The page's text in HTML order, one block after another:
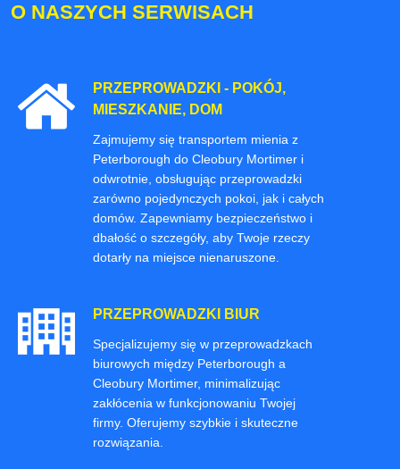
O NASZYCH SERWISACH
PRZEPROWADZKI - POKÓJ,
MIESZKANIE, DOM
Zajmujemy się transportem mienia z
Peterborough do Cleobury Mortimer i
odwrotnie, obsługując przeprowadzki
zarówno pojedynczych pokoi, jak i całych
domów. Zapewniamy bezpieczeństwo i
dbałość o szczegóły, aby Twoje rzeczy
dotarły na miejsce nienaruszone.
PRZEPROWADZKI BIUR
Specjalizujemy się w przeprowadzkach
biurowych między Peterborough a
Cleobury Mortimer, minimalizując
zakłócenia w funkcjonowaniu Twojej
firmy. Oferujemy szybkie i skuteczne
rozwiązania.